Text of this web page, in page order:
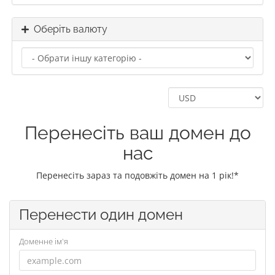
Оберіть валюту
Перенесіть ваш домен до
нас
Перенесіть зараз та подовжіть домен на 1 рік!*
Перенести один домен
Доменне ім'я